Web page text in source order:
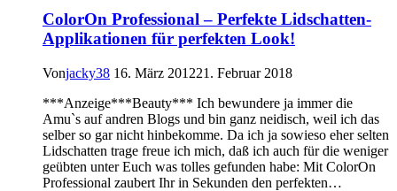
ColorOn Professional – Perfekte Lidschatten-
Applikationen für perfekten Look!
Vonjacky38 16. März 201221. Februar 2018
***Anzeige***Beauty*** Ich bewundere ja immer die
Amu`s auf andren Blogs und bin ganz neidisch, weil ich das
selber so gar nicht hinbekomme. Da ich ja sowieso eher selten
Lidschatten trage freue ich mich, daß ich auch für die weniger
geübten unter Euch was tolles gefunden habe: Mit ColorOn
Professional zaubert Ihr in Sekunden den perfekten…